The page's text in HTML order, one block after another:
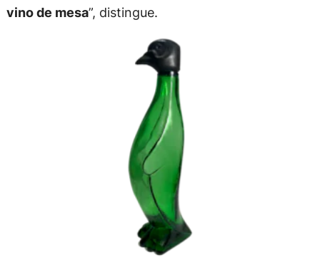
vino de mesa”, distingue.